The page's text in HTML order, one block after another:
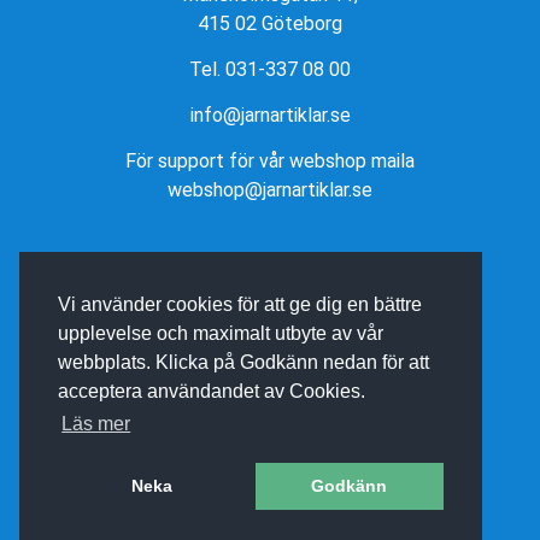
Vi använder cookies för att ge dig en bättre
upplevelse och maximalt utbyte av vår
webbplats. Klicka på Godkänn nedan för att
acceptera användandet av Cookies.
Läs mer
Neka Godkänn
415 02 Göteborg
Tel. 031-337 08 00
info@jarnartiklar.se
För support för vår webshop maila
webshop@jarnartiklar.se
E-BUTIK AV BINEA